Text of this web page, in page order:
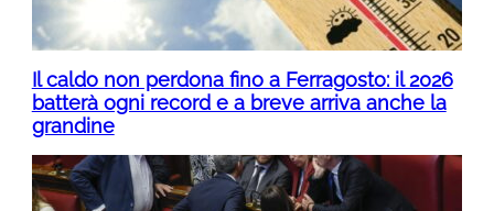
Il caldo non perdona fino a Ferragosto: il 2026
batterà ogni record e a breve arriva anche la
grandine